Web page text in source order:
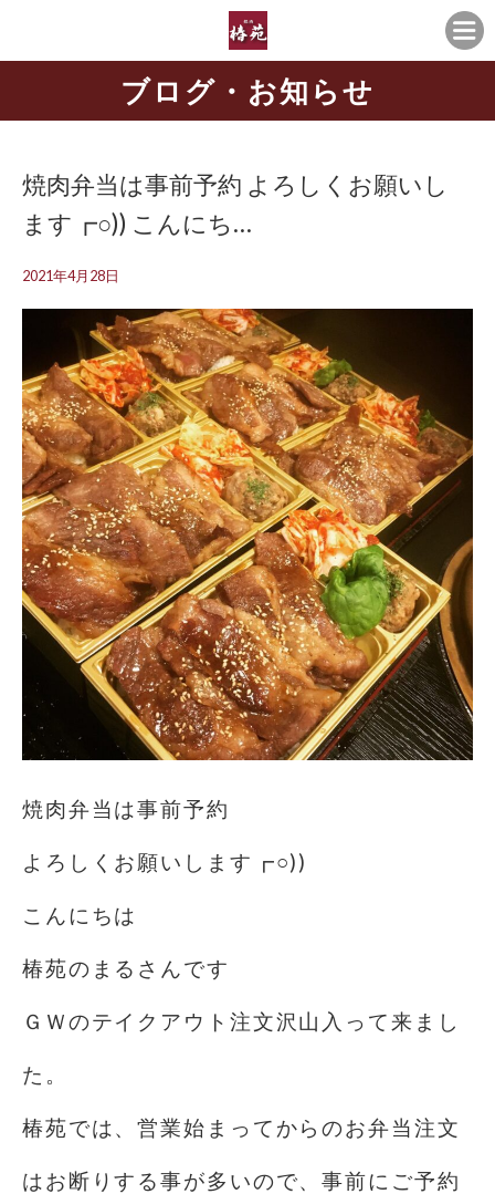
ブログ・お知らせ
焼肉弁当は事前予約️ よろしくお願いし
ます┏○)) こんにち…
2021年4月28日
焼肉弁当は事前予約️
よろしくお願いします┏○))
こんにちは️
椿苑のまるさんです
ＧＷのテイクアウト注文沢山入って来まし
た。
椿苑では、営業始まってからのお弁当注文
はお断りする事が多いので、事前にご予約